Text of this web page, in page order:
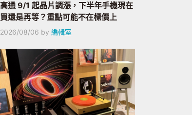
高通 9/1 起晶片調漲，下半年手機現在
買還是再等？重點可能不在標價上
2026/08/06 by 編輯室